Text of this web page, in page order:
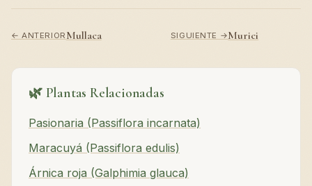
← ANTERIOR Mullaca SIGUIENTE →Murici
🌿 Plantas Relacionadas
Pasionaria (Passiflora incarnata)
Maracuyá (Passiflora edulis)
Árnica roja (Galphimia glauca)